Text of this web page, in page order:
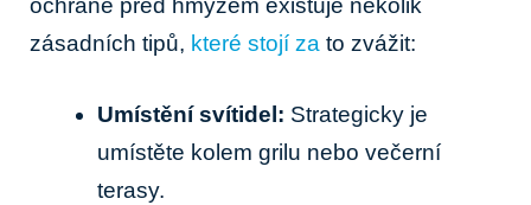
zásadních tipů, které stojí za to zvážit:
Umístění svítidel: Strategicky je
umístěte kolem grilu nebo večerní
terasy.